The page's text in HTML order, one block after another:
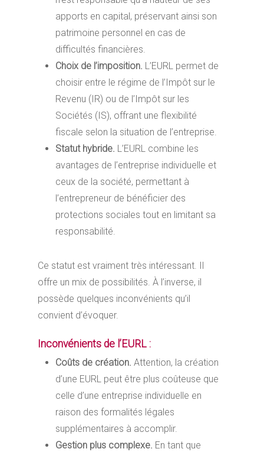
apports en capital, préservant ainsi son
patrimoine personnel en cas de
difficultés financières.
Choix de l’imposition. L’EURL permet de
choisir entre le régime de l’Impôt sur le
Revenu (IR) ou de l’Impôt sur les
Sociétés (IS), offrant une flexibilité
fiscale selon la situation de l’entreprise.
Statut hybride. L’EURL combine les
avantages de l’entreprise individuelle et
ceux de la société, permettant à
l’entrepreneur de bénéficier des
protections sociales tout en limitant sa
responsabilité.
Ce statut est vraiment très intéressant. Il
offre un mix de possibilités. À l’inverse, il
possède quelques inconvénients qu’il
convient d’évoquer.
Inconvénients de l’EURL :
Coûts de création. Attention, la création
d’une EURL peut être plus coûteuse que
celle d’une entreprise individuelle en
raison des formalités légales
supplémentaires à accomplir.
Gestion plus complexe. En tant que